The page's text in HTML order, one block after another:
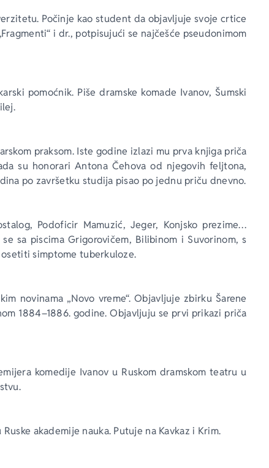
Počinje kao student da objavljuje svoje crtice
i dr., potpisujući se najčešće pseudonimom
pomoćnik. Piše dramske komade Ivanov, Šumski
praksom. Iste godine izlazi mu prva knjiga priča
su honorari Antona Čehova od njegovih feljtona,
po završetku studija pisao po jednu priču dnevno.
Podoficir Mamuzić, Jeger, Konjsko prezime…
sa piscima Grigorovičem, Bilibinom i Suvorinom, s
simptome tuberkuloze.
novinama „Novo vreme“. Objavljuje zbirku Šarene
1884–1886. godine. Objavljuju se prvi prikazi priča
komedije Ivanov u Ruskom dramskom teatru u
akademije nauka. Putuje na Kavkaz i Krim.